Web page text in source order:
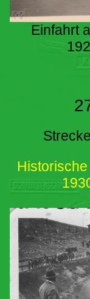
Einfahrt